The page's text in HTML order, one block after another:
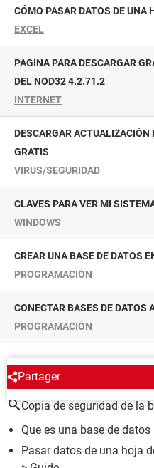
CÓMO PASAR DATOS DE
EXCEL
PAGINA PARA DESCARGAR GRATIS LA ACTUALIZACIÓN
DEL NOD32 4.2.71.2
INTERNET
DESCARGAR ACTUALIZACIÓN BASE DE FIRMAS NOD32
GRATIS
VIRUS/SEGURIDAD
CLAVES PARA VER MI
WINDOWS
CREAR UNA BASE DE DATOS
PROGRAMACIÓN
CONECTAR BASES DE DATOS
PROGRAMACIÓN
Partager
ALREDEDOR DEL
Copia de seguridad de la
Que es una base de datos
Pasar datos de una hoja